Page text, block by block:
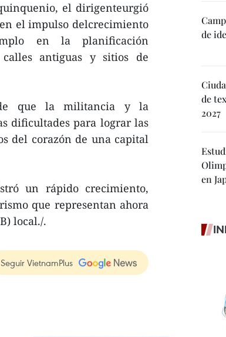
el dirigenteurgió
el impulso delcrecimiento
en la planificación
antiguas y sitios de
que la militancia y la
dificultades para lograr las
del corazón de una capital
un rápido crecimiento,
que representan ahora
local./.
Seguir VietnamPlus
de
de
2027
en